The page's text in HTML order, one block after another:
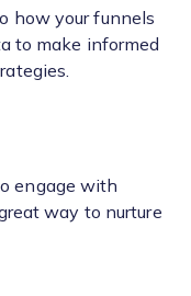
how your funnels
to make informed
engage with
way to nurture